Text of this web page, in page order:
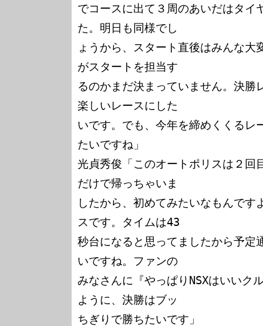
でコースに出て３周のあいだはタイ
た。明日も同様でし
ょうから、スタート直後はみんな大
がスタートを担当す
るのかまだ決まっていません。決勝
楽しいレースにした
いです。でも、今年を締めくくるレ
たいですね」
光貞秀俊「このオートポリスは２回
だけで帰っちゃいま
したから、初めてみたいなもんです
スです。タイムは43
秒台になると思ってましたから予定
いですね。ファンの
みなさんに『やっぱりNSXはいいク
ように、決勝はブッ
ちぎりで勝ちたいです」